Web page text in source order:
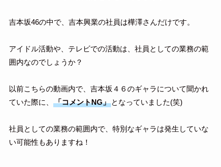
吉本坂46の中で、吉本興業の社員は樺澤さんだけです。
アイドル活動や、テレビでの活動は、社員としての業務の範
囲内なのでしょうか？
以前こちらの動画内で、吉本坂４６のギャラについて聞かれ
ていた際に、
「コメントNG」となっていました(笑)
社員としての業務の範囲内で、特別なギャラは発生していな
い可能性もありますね！